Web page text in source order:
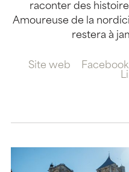
raconter des
Amoureuse de la
restera à
Site web Facebook